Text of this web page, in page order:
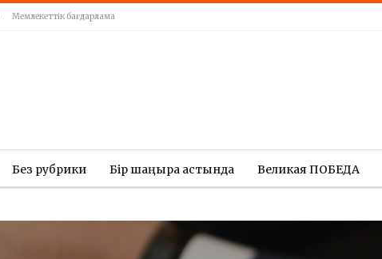
Мемлекеттік бағдарлама
Без рубрики Бір шаңырақ астында Великая ПОБЕДА